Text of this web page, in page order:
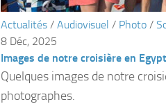
Actualités / Audiovisuel / Photo /
8 Déc, 2025
Images de notre croisière en
Quelques images de notre
photographes.